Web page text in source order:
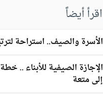
اقرأ أيضاً
الأسرة والصيف.. استراحة
الإجازة الصيفية للأبناء ..
إلى متعة